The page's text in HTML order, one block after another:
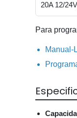
20A 12/
Para
Manual-